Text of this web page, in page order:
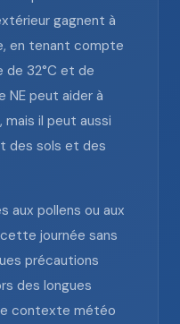
gagnent à
en tenant compte
de 32°C et de
NE peut aider à
mais il peut aussi
des sols et des
aux pollens ou aux
journée sans
précautions
des longues
contexte météo